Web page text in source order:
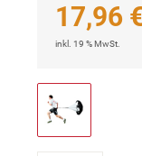
17,96
inkl. 19 % MwSt.